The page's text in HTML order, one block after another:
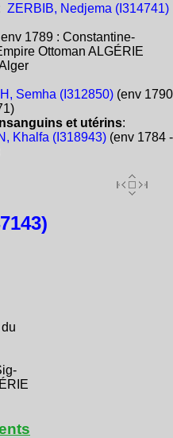
ZERBIB, Nedjema (I314741)
env 1789 : Constantine-
Ottoman ALGÉRIE
Semha (I312850)(env
et utérins:
Khalfa (I318943)(env 1784